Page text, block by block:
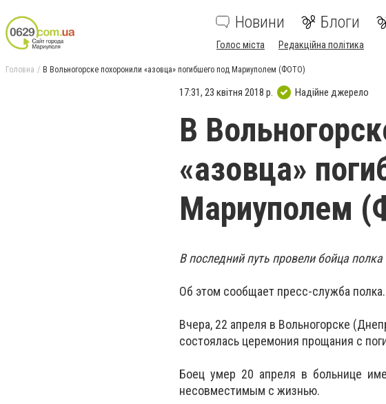
Новини Блоги
Голос міста Редакційна політика
Головна В Вольногорске похоронили «азовца» погибшего под Мариуполем (ФОТО)
17:31, 23 квітня 2018 р. Надійне джерело
В
«азовца»
Мариуполем
В последний путь провели бойца
Об этом сообщает пресс-служба полка.
Вчера, 22 апреля в Вольногорске
состоялась церемония прощания с
Боец умер 20 апреля в больнице
несовместимым с жизнью.